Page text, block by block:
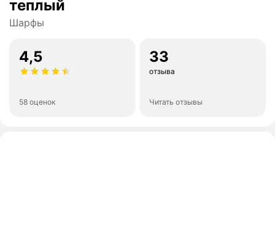
теплый
Шарфы
4,5
58 оценок
33
отзыва
Читать отзывы